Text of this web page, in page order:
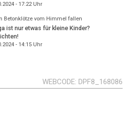
- 17:22Uhr
Betonklötze vom Himmel fallen
ist nur etwas für kleine Kinder?
- 14:15Uhr
WEBCODE DPF8_168086